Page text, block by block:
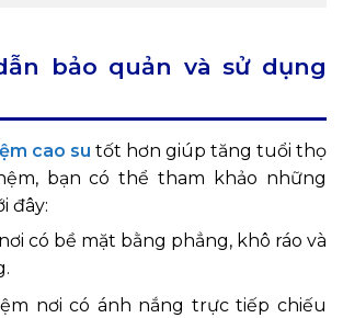
bảo quản và sử dụng
cao su tốt hơn giúp tăng tuổi thọ
bạn có thể tham khảo những
đây:
có bề mặt bằng phẳng, khô ráo và
nơi có ánh nắng trực tiếp chiếu